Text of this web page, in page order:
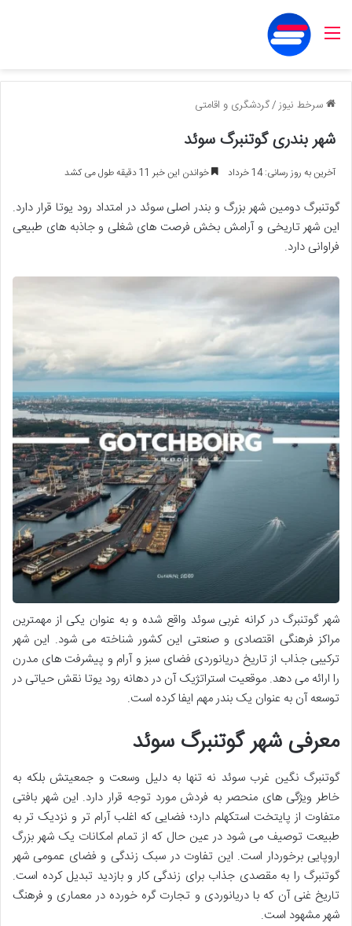
منو
سرخط نیوز/گردشگری و اقامتی
شهر بندری گوتنبرگ سوئد
آخرین به روز رسانی: 14 خرداد خواندن این خبر 11 دقیقه طول می کشد
گوتنبرگ دومین شهر بزرگ و بندر اصلی سوئد در امتداد رود یوتا قرار دارد.
این شهر تاریخی و آرامش بخش فرصت های شغلی و جاذبه های طبیعی
فراوانی دارد.
شهر گوتنبرگ در کرانه غربی سوئد واقع شده و به عنوان یکی از مهمترین
مراکز فرهنگی اقتصادی و صنعتی این کشور شناخته می شود. این شهر
ترکیبی جذاب از تاریخ دریانوردی فضای سبز و آرام و پیشرفت های مدرن
را ارائه می دهد. موقعیت استراتژیک آن در دهانه رود یوتا نقش حیاتی در
توسعه آن به عنوان یک بندر مهم ایفا کرده است.
معرفی شهر گوتنبرگ سوئد
گوتنبرگ نگین غرب سوئد نه تنها به دلیل وسعت و جمعیتش بلکه به
خاطر ویژگی های منحصر به فردش مورد توجه قرار دارد. این شهر بافتی
متفاوت از پایتخت استکهلم دارد؛ فضایی که اغلب آرام تر و نزدیک تر به
طبیعت توصیف می شود در عین حال که از تمام امکانات یک شهر بزرگ
اروپایی برخوردار است. این تفاوت در سبک زندگی و فضای عمومی شهر
گوتنبرگ را به مقصدی جذاب برای زندگی کار و بازدید تبدیل کرده است.
تاریخ غنی آن که با دریانوردی و تجارت گره خورده در معماری و فرهنگ
شهر مشهود است.